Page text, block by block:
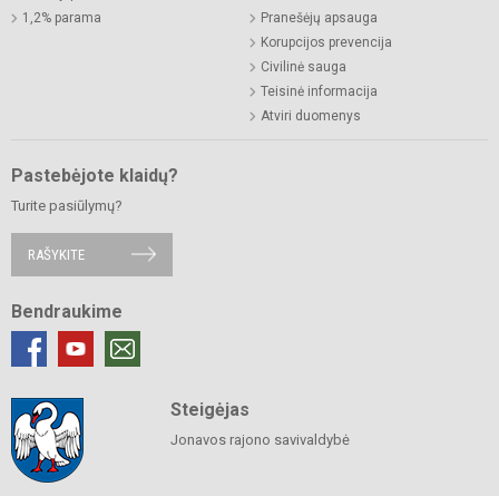
1,2% parama
Pranešėjų apsauga
Korupcijos prevencija
Civilinė sauga
Teisinė informacija
Atviri duomenys
Pastebėjote klaidų?
Turite pasiūlymų?
RAŠYKITE
Bendraukime
Steigėjas
Jonavos rajono savivaldybė